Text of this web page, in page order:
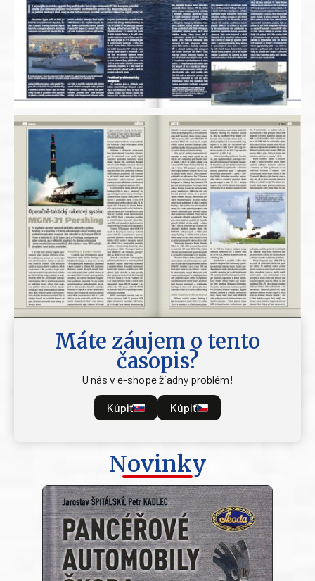
Máte záujem o tento
časopis?
U nás v e-shope žiadny problém!
Kúpiť Kúpiť
Novinky